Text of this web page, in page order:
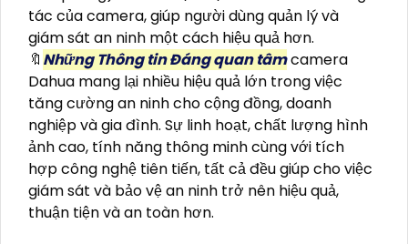
tác của camera, giúp người dùng quản lý và
giám sát an ninh một cách hiệu quả hơn.
🔖 Những Thông tin Đáng quan tâmcamera
Dahua mang lại nhiều hiệu quả lớn trong việc
tăng cường an ninh cho cộng đồng, doanh
nghiệp và gia đình. Sự linh hoạt, chất lượng hình
ảnh cao, tính năng thông minh cùng với tích
hợp công nghệ tiên tiến, tất cả đều giúp cho việc
giám sát và bảo vệ an ninh trở nên hiệu quả,
thuận tiện và an toàn hơn.